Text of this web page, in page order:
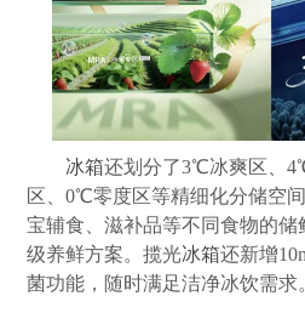
冰箱还划分了3℃冰爽区、
区、0℃零度区等精细化分储空
宝辅食、滋补品等不同食物的
级养鲜方案。揽光冰箱还新增
菌功能，随时满足洁净冰饮需求